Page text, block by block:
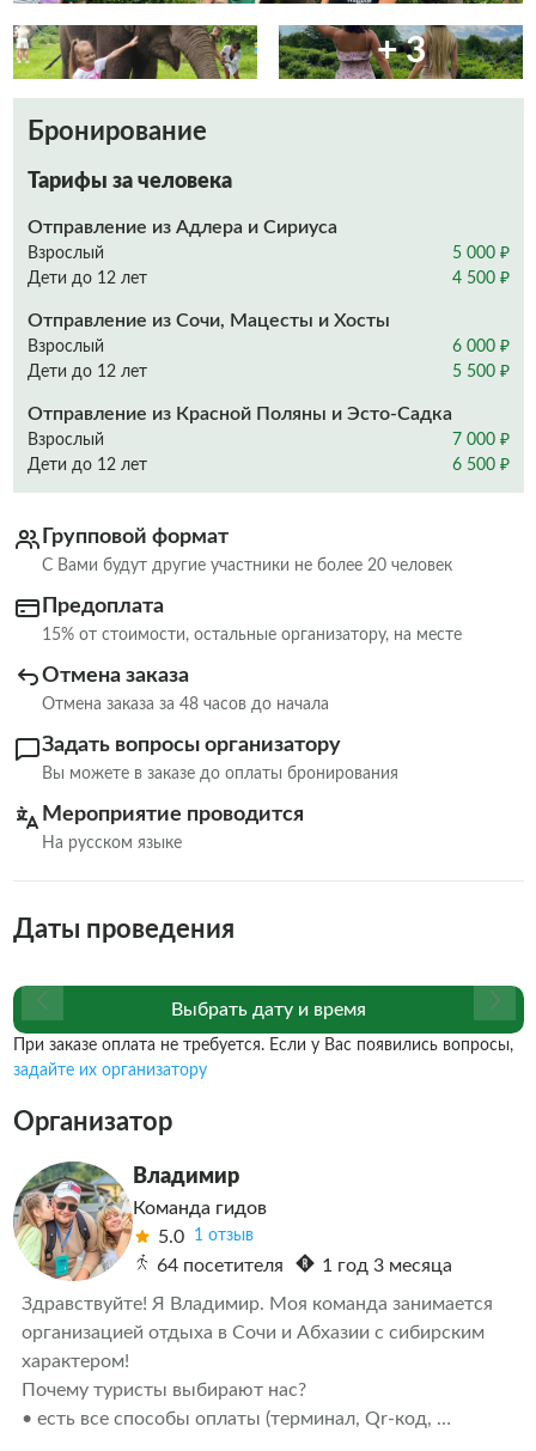
+ 3
Бронирование
Тарифы за человека
Отправление из Адлера и Сириуса
Взрослый
5 000 ₽
Дети до 12 лет
4 500 ₽
Отправление из Сочи, Мацесты и Хосты
Взрослый
6 000 ₽
Дети до 12 лет
5 500 ₽
Отправление из Красной Поляны и Эсто-Садка
Взрослый
7 000 ₽
Дети до 12 лет
6 500 ₽
Групповой формат
С Вами будут другие участники не более 20 человек
Предоплата
15% от стоимости, остальные организатору, на месте
Отмена заказа
Отмена заказа за 48 часов до начала
Задать вопросы организатору
Вы можете в заказе до оплаты бронирования
Мероприятие проводится
На русском языке
Даты проведения
Выбрать дату и время
При заказе оплата не требуется. Если у Вас появились вопросы,
задайте их организатору
Организатор
Владимир
Команда гидов
5.0
1 отзыв
64 посетителя
1 год 3 месяца
Здравствуйте! Я Владимир. Моя команда занимается
организацией отдыха в Сочи и Абхазии с сибирским
характером!
Почему туристы выбирают нас?
• есть все способы оплаты (терминал, Qr-код,